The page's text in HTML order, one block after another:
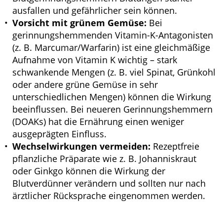
ausfallen und gefährlicher sein können.
Vorsicht mit grünem Gemüse: Bei
gerinnungshemmenden Vitamin-K-Antagonisten
(z. B. Marcumar/Warfarin) ist eine gleichmäßige
Aufnahme von Vitamin K wichtig – stark
schwankende Mengen (z. B. viel Spinat, Grünkohl
oder andere grüne Gemüse in sehr
unterschiedlichen Mengen) können die Wirkung
beeinflussen. Bei neueren Gerinnungshemmern
(DOAKs) hat die Ernährung einen weniger
ausgeprägten Einfluss.
Wechselwirkungen vermeiden: Rezeptfreie
pflanzliche Präparate wie z. B. Johanniskraut
oder Ginkgo können die Wirkung der
Blutverdünner verändern und sollten nur nach
ärztlicher Rücksprache eingenommen werden.